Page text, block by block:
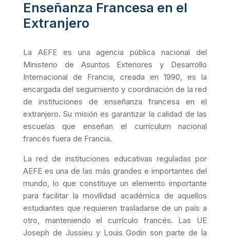
Enseñanza Francesa en el
Extranjero
La AEFE es una agencia pública nacional del
Ministerio de Asuntos Exteriores y Desarrollo
Internacional de Francia, creada en 1990, es la
encargada del seguimiento y coordinación de la red
de instituciones de enseñanza francesa en el
extranjero. Su misión es garantizar la calidad de las
escuelas que enseñan el currículum nacional
francés fuera de Francia.
La red de instituciones educativas reguladas por
AEFE es una de las más grandes e importantes del
mundo, lo que constituye un elemento importante
para facilitar la movilidad académica de aquellos
estudiantes que requieren trasladarse de un país a
otro, manteniendo el currículo francés. Las UE
Joseph de Jussieu y Louis Godin son parte de la